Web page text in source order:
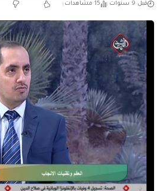
قبل 9 سنوات 15 مشاهدات